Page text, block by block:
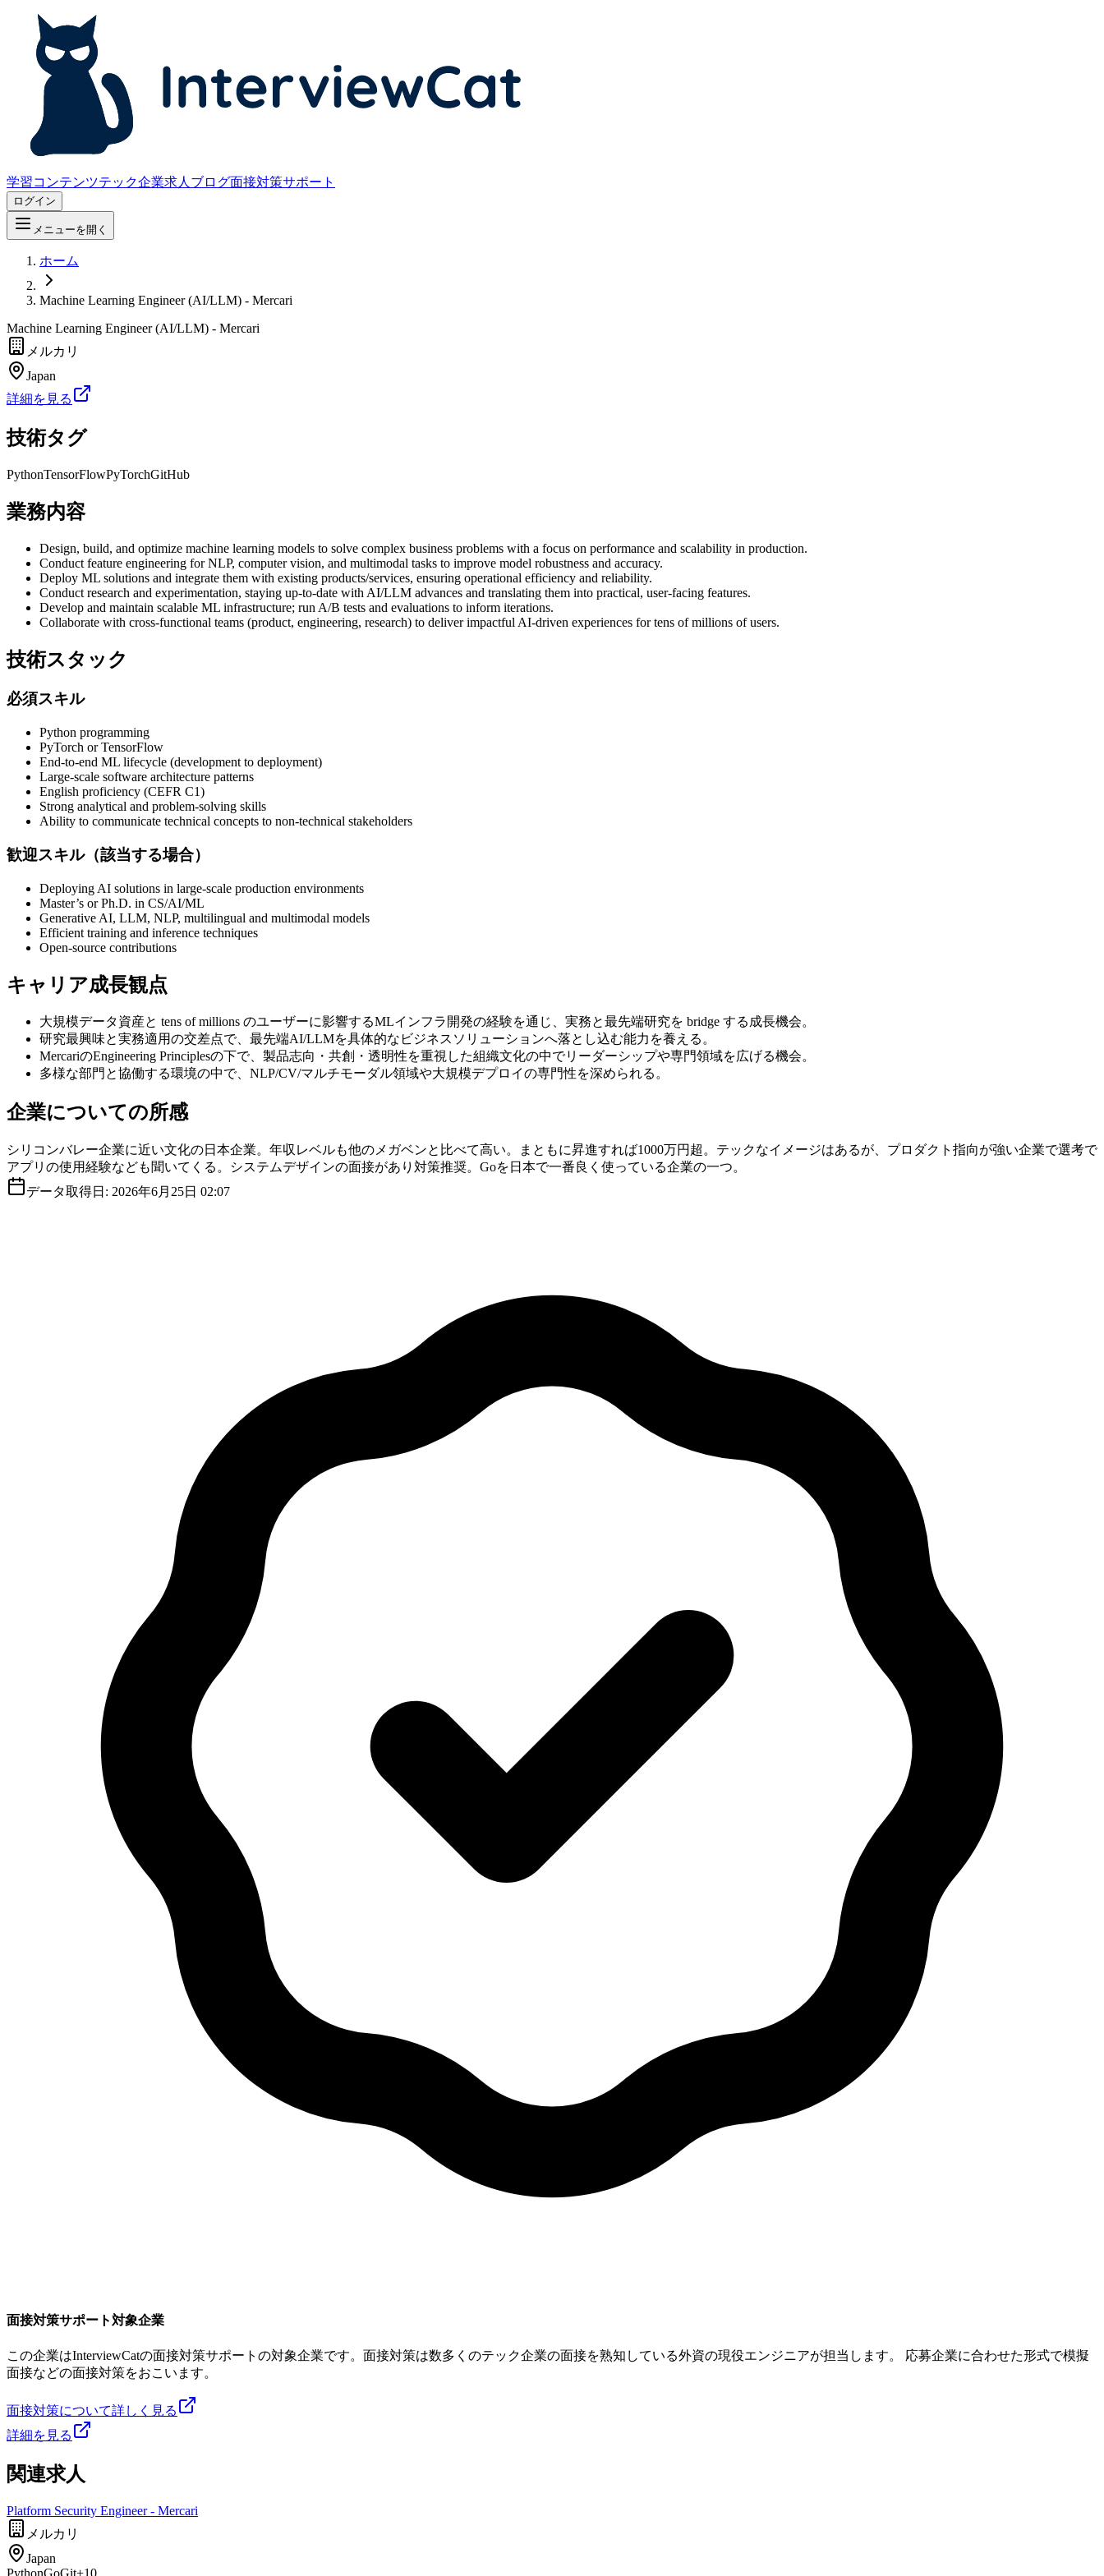
学習コンテンツテック企業求人 ブログ面接対策サポート
ログイン
メニューを開く
ホーム
Machine Learning Engineer (AI/LLM) - Mercari
Machine Learning Engineer (AI/LLM) - Mercari
メルカリ
Japan
詳細を見る
技術タグ
PythonTensorFlowPyTorchGitHub
業務内容
Design, build, and optimize machine learning models to solve complex business problems with a focus on performance and scalability in production.
Conduct feature engineering for NLP, computer vision, and multimodal tasks to improve model robustness and accuracy.
Deploy ML solutions and integrate them with existing products/services, ensuring operational efficiency and reliability.
Conduct research and experimentation, staying up-to-date with AI/LLM advances and translating them into practical, user-facing features.
Develop and maintain scalable ML infrastructure; run A/B tests and evaluations to inform iterations.
Collaborate with cross-functional teams (product, engineering, research) to deliver impactful AI-driven experiences for tens of millions of users.
技術スタック
必須スキル
Python programming
PyTorch or TensorFlow
End-to-end ML lifecycle (development to deployment)
Large-scale software architecture patterns
English proficiency (CEFR C1)
Strong analytical and problem-solving skills
Ability to communicate technical concepts to non-technical stakeholders
歓迎スキル（該当する場合）
Deploying AI solutions in large-scale production environments
Master’s or Ph.D. in CS/AI/ML
Generative AI, LLM, NLP, multilingual and multimodal models
Efficient training and inference techniques
Open-source contributions
キャリア成長観点
大規模データ資産と tens of millions のユーザーに影響するMLインフラ開発の経験を通じ、実務と最先端研究を bridge する成長機会。
研究最興味と実務適用の交差点で、最先端AI/LLMを具体的なビジネスソリューションへ落とし込む能力を養える。
MercariのEngineering Principlesの下で、製品志向・共創・透明性を重視した組織文化の中でリーダーシップや専門領域を広げる機会。
多様な部門と協働する環境の中で、NLP/CV/マルチモーダル領域や大規模デプロイの専門性を深められる。
企業についての所感
シリコンバレー企業に近い文化の日本企業。年収レベルも他のメガベンと比べて高い。まともに昇進すれば1000万円超。テックなイメージはあるが、プロダクト指向が強い企業で選考で
アプリの使用経験なども聞いてくる。システムデザインの面接があり対策推奨。Goを日本で一番良く使っている企業の一つ。
データ取得日: 2026年6月25日 02:07
面接対策サポート対象企業
この企業はInterviewCatの面接対策サポートの対象企業です。面接対策は数多くのテック企業の面接を熟知している外資の現役エンジニアが担当します。 応募企業に合わせた形式で模擬
面接などの面接対策をおこいます。
面接対策について詳しく見る
詳細を見る
関連求人
Platform Security Engineer - Mercari
メルカリ
Japan
PythonGoGit+10